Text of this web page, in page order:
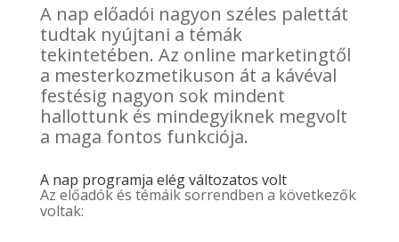
A nap előadói nagyon széles palettát
tudtak nyújtani a témák
tekintetében. Az online marketingtől
a mesterkozmetikuson át a kávéval
festésig nagyon sok mindent
hallottunk és mindegyiknek megvolt
a maga fontos funkciója.
A nap programja elég változatos volt
Az előadók és témáik sorrendben a következők
voltak: